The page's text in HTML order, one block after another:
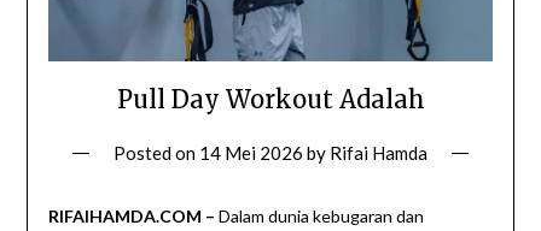
Pull Day Workout Adalah
Posted on 14 Mei 2026 by Rifai Hamda
RIFAIHAMDA.COM – Dalam dunia kebugaran dan